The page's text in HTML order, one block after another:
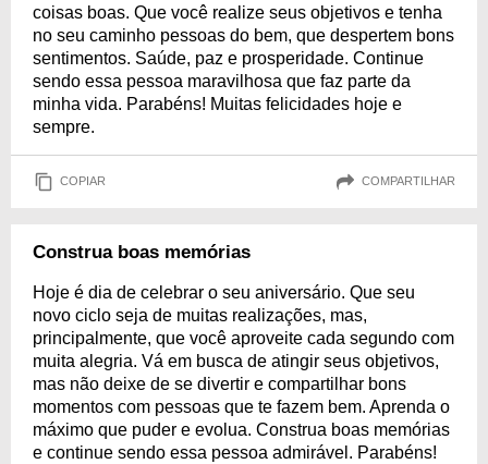
coisas boas. Que você realize seus objetivos e tenha
no seu caminho pessoas do bem, que despertem bons
sentimentos. Saúde, paz e prosperidade. Continue
sendo essa pessoa maravilhosa que faz parte da
minha vida. Parabéns! Muitas felicidades hoje e
sempre.
COPIAR COMPARTILHAR
Construa boas memórias
Hoje é dia de celebrar o seu aniversário. Que seu
novo ciclo seja de muitas realizações, mas,
principalmente, que você aproveite cada segundo com
muita alegria. Vá em busca de atingir seus objetivos,
mas não deixe de se divertir e compartilhar bons
momentos com pessoas que te fazem bem. Aprenda o
máximo que puder e evolua. Construa boas memórias
e continue sendo essa pessoa admirável. Parabéns!